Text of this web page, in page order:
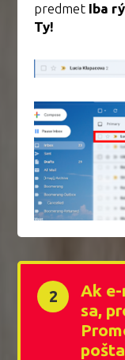
predmet Iba
Ty!
2
Ak
sa,
pošta